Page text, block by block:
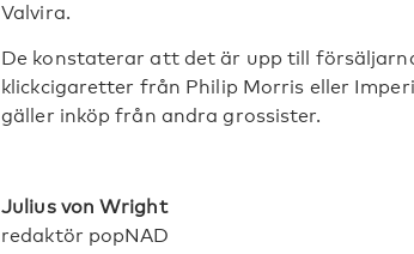
Valvira.
De konstaterar att det är upp till
klickcigaretter från Philip Morris eller
gäller inköp från andra grossister.
Julius von Wright
redaktör popNAD